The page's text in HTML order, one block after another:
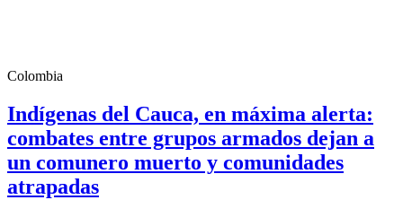
Colombia
Indígenas del Cauca, en máxima alerta:
combates entre grupos armados dejan a
un comunero muerto y comunidades
atrapadas